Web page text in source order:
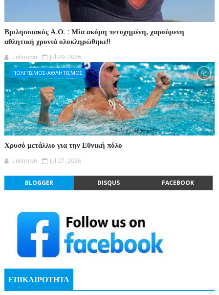
Βριλησσιακός Α.Ο. : Μία ακόμη πετυχημένη, χαρούμενη
αθλητική χρονιά ολοκληρώθηκε!!
Unknown Jul 29, 2026
ΠΟΛΙΤΙΣΜΟΣ-ΑΘΛΗΤΙΣΜΟΣ
Χρυσό μετάλλιο για την Εθνική πόλο
Unknown Jul 27, 2026
BLOGGER DISQUS FACEBOOK
ΕΠΙΚΑΙΡΟΤΗΤΑ